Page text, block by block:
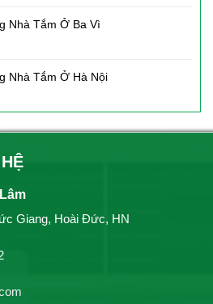
Nhà Tắm Ở Ba Vì
Nhà Tắm Ở Hà Nội
Giang, Hoài Đức, HN